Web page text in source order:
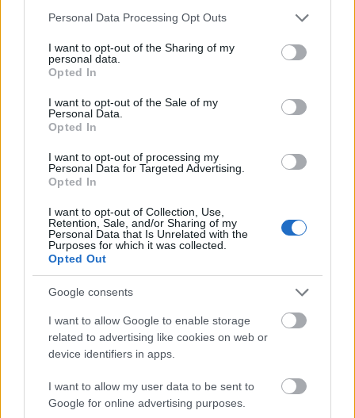
Please note that this website/app uses one or more Google
not limited to your visit or usage behaviour. You may click to
grant or deny consent to Google and its third-party tags to
use your data for below specified purposes in below Google
consent section.
Personal Data Processing Opt Outs
I want to opt-out of the Sharing of my
personal data.
Opted In
I want to opt-out of the Sale of my
Personal Data.
Opted In
I want to opt-out of processing my
Personal Data for Targeted Advertising.
Opted In
I want to opt-out of Collection, Use,
Retention, Sale, and/or Sharing of my
Personal Data that Is Unrelated with the
Purposes for which it was collected.
Opted Out
Google consents
I want to allow Google to enable storage
related to advertising like cookies on web or
device identifiers in apps.
I want to allow my user data to be sent to
Google for online advertising purposes.
Λευκά, κόκκινα και ροζέ κρασιά, αλλά και ψητή ρακή και
οινόμελο, θα συνοδεύσουν ιδανικά τις επιλογές σας.
ευφάνταστα γλυκά τους.
Αράχωβα, τότε πρέπει σίγουρα να επισκεφθείτε το Skala
Up For Food. Οι εξαιρετικές γεύσεις και η φιλική
ατμόσφαιρα θα σας κερδίσουν και θα σας κάνουν να
θέλετε να επιστρέψετε σύντομα.